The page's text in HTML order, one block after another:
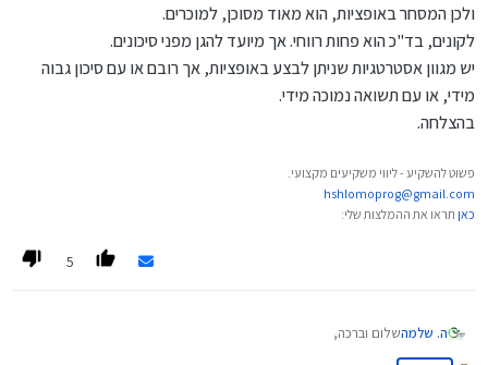
ולכן המסחר באופציות, הוא מאוד מסוכן, למוכרים.
לקונים, בד"כ הוא פחות רווחי. אך מיועד להגן מפני סיכונים.
יש מגוון אסטרטגיות שניתן לבצע באופציות, אך רובם או עם סיכון גבוה
מידי, או עם תשואה נמוכה מידי.
בהצלחה.
פשוט להשקיע - ליווי משקיעים מקצועי.
hshlomoprog@gmail.com
כאן תראו את ההמלצות שלי:
5
ה. שלמהשלום וברכה,
נעים להכיר, אני